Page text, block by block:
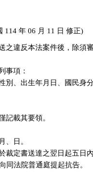
114 年 06 月 11 日 修正)
之違反本法案件後，除須
事項：
別、出生年月日、國民身
記載其要領。
、日。
裁定書送達之翌日起五日
同法院普通庭提起抗告。